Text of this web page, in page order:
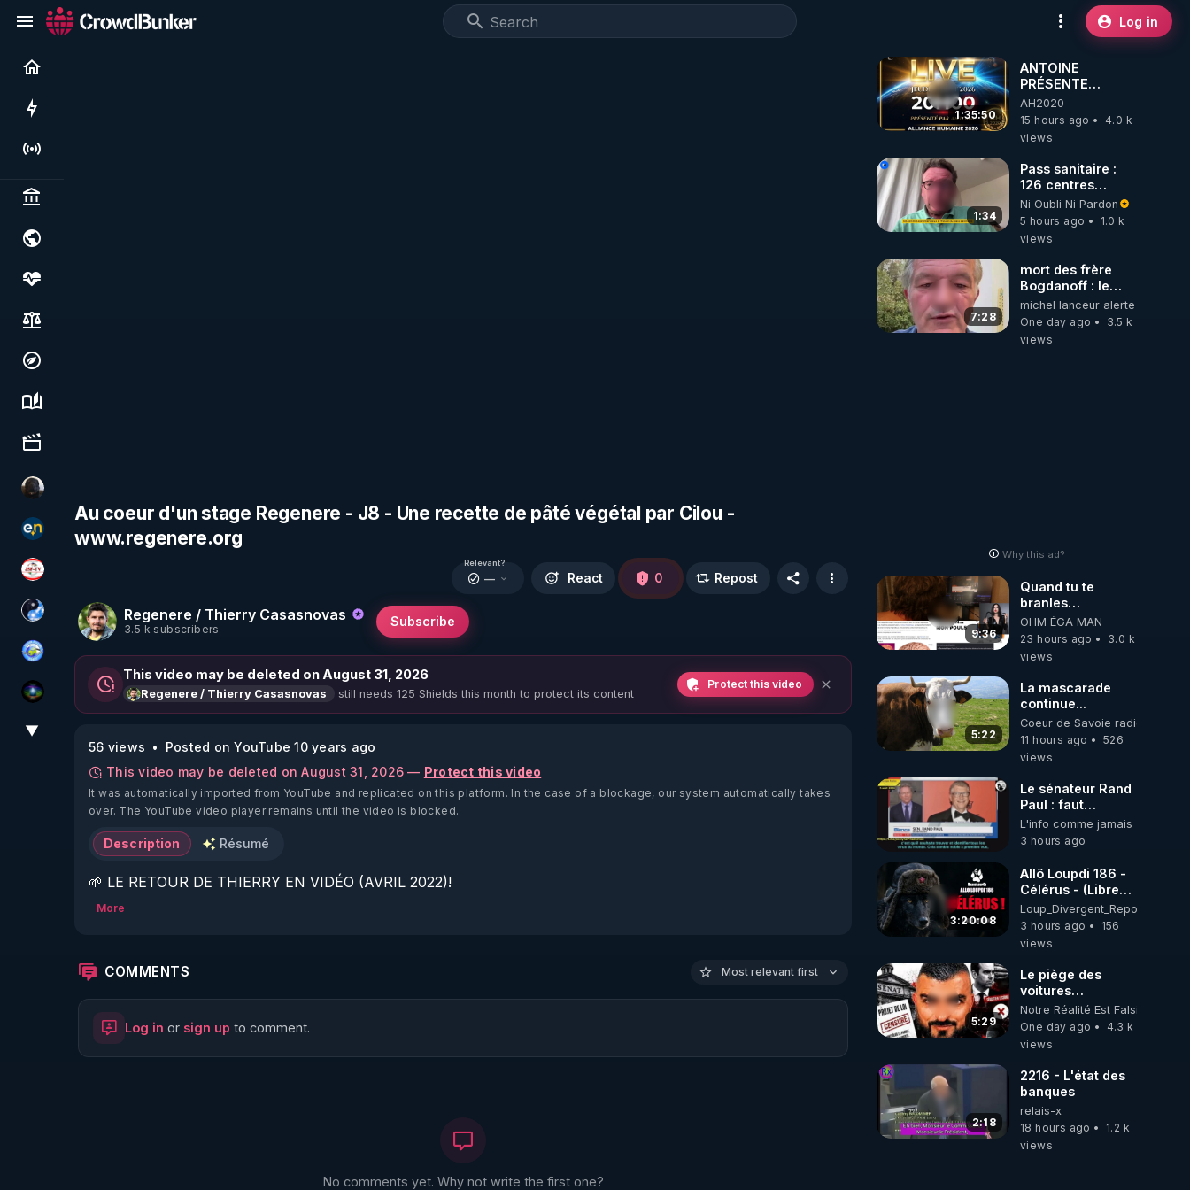
Log in
Live
Politics & institutions
Society, justice & freedoms
Economy, environment & technology
Science, history & spirituality
Culture, media & entertainment
TrueMedia
essentiel.news
JSF - TV
Chercheur de vérité
Tonton Posture Débrief
WakeUp
▼
Au coeur d'un stage Regenere - J8 - Une recette de pâté végétal par Cilou -
www.regenere.org
Regenere / Thierry Casasnovas
3.5 k subscribers
Subscribe
Relevant?
— React 0 Repost
This video may be deleted on August 31, 2026
Regenere / Thierry Casasnovas still needs 125 Shields this month to protect its content
Protect this video
56 views
Posted on YouTube 10 years ago
This video may be deleted on August 31, 2026 — Protect this video
It was automatically imported from YouTube and replicated on this platform. In the case of a blockage, our system automatically takes
over. The YouTube video player remains until the video is blocked.
Description Résumé
🌱 LE RETOUR DE THIERRY EN VIDÉO (AVRIL 2022)!
🌱 LE MAGAZINE RÉGÉNÈRE
http://rgnr.li/ymag
More
COMMENTS Most relevant first
Log in or sign up to comment.
No comments yet. Why not write the first one?
1:35:50
ANTOINE
PRÉSENTE
AH2020 LE LIVE
20H ***DU
06/08/2026***
AH2020
15 hours ago
4.0 k
views
1:34
Pass sanitaire :
126 centres
commerciaux
concernés par
l'obligation dans
Ni Oubli Ni Pardon
5 hours ago
1.0 k
views
7:28
mort des frère
Bogdanoff : le
mensonge d état
michel lanceur alerte
One day ago
3.5 k
views
Why this ad?
9:36
Quand tu te
branles
bonhomme tu
émets des ondes
ils ont juste omis
OHM ÉGA MAN
23 hours ago
3.0 k
views
5:22
La mascarade
continue...
Coeur de Savoie radioweb TV
11 hours ago
526
views
Le sénateur Rand
Paul : faut
convoquer la
troupes à Fauci
puis Bille gates,
famille eugéniste
de le 18 siecle ! 😒
https://odysee.com/
L'info comme jamais
3 hours ago
3:20:08
Allô Loupdi 186 -
Célérus - (Libre
Antenne) - Loup
Divergent
2026.08.06
Loup_Divergent_Reposts
3 hours ago
156
views
5:29
Le piège des
voitures
électriques se
referme sur les
usagers !
Notre Réalité Est Falsifiée Et
One day ago
4.3 k
views
2:18
2216 - L'état des
banques
relais-x
18 hours ago
1.2 k
views